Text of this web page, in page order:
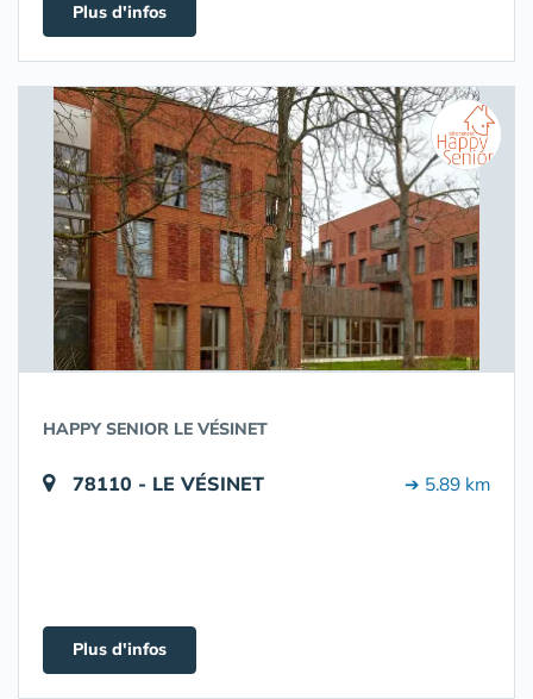
Plus d'infos
HAPPY SENIOR LE VÉSINET
78110 - LE VÉSINET ➔ 5.89 km
Plus d'infos